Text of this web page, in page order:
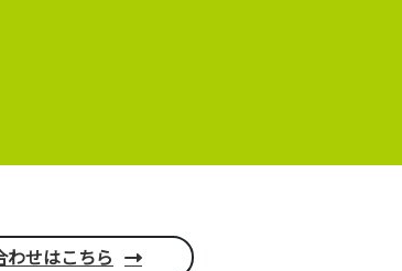
わせはこちら